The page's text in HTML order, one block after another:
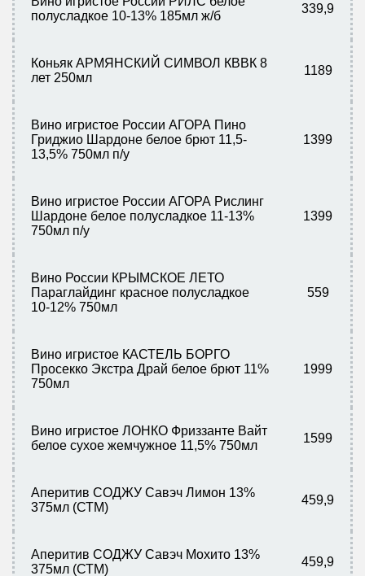
полусладкое 10-13% 185мл ж/б
339,9
Коньяк АРМЯНСКИЙ СИМВОЛ КВВК 8
лет 250мл
1189
Вино игристое России АГОРА Пино
Гриджио Шардоне белое брют 11,5-
13,5% 750мл п/у
1399
Вино игристое России АГОРА Рислинг
Шардоне белое полусладкое 11-13%
750мл п/у
1399
Вино России КРЫМСКОЕ ЛЕТО
Параглайдинг красное полусладкое
10-12% 750мл
559
Вино игристое КАСТЕЛЬ БОРГО
Просекко Экстра Драй белое брют 11%
750мл
1999
Вино игристое ЛОНКО Фриззанте Вайт
белое сухое жемчужное 11,5% 750мл
1599
Аперитив СОДЖУ Савэч Лимон 13%
375мл (СТМ)
459,9
Аперитив СОДЖУ Савэч Мохито 13%
375мл (СТМ)
459,9